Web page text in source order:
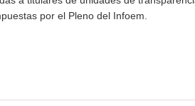
por el Pleno del Infoem.